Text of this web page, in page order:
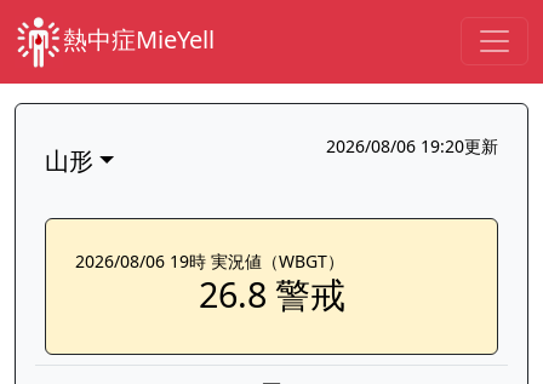
熱中症MieYell
山形 2026/08/06 19:20更新
2026/08/06 19時 実況値（WBGT）
26.8 警戒